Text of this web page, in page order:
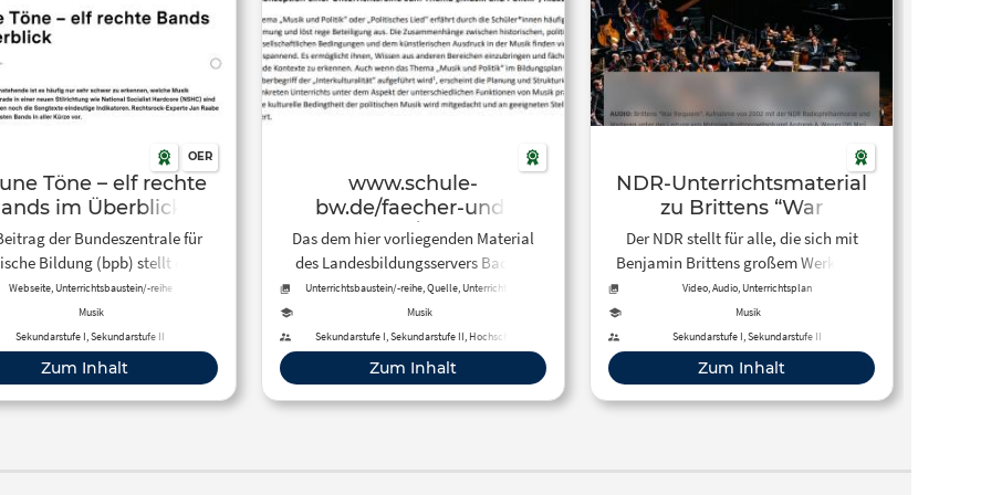
OER
Töne – elf rechte
im Überblick
der Bundeszentrale für
Bildung (bpb) stellt dar,
rechtsextrem ist. Dies ist
Laien nur schwer erkennbar,
in neuen Stilrichtungen
die Bandnamen noch die
eindeutige Indikatoren
rechter Musik.
Webseite, Unterrichtsbaustein/-reihe
Musik
Sekundarstufe I, Sekundarstufe II
Zum Inhalt
www.schule-
bw.de/faecher-und-
schularten/musische-
faecher/musik/sek-
i/themen-9-10/mus-
politik/konzeption-mus-
pol.pdf
Das dem hier vorliegenden Material
des Landesbildungsservers Baden-
Württemberg handelt es sich um eine
Übersicht geeigneter
Unterrichtsmaterialien zur
Behandlung des Themas “Musik und
Politik” im Musikunterricht der
Sekundarstufe I.
Unterrichtsbaustein/-reihe, Quelle, Unterrichtsplan
Musik
Sekundarstufe I, Sekundarstufe II, Hochschule
Zum Inhalt
NDR-Unterrichtsmaterial
zu Brittens “War
Requiem”
Der NDR stellt für alle, die sich mit
Benjamin Brittens großem Werk, das
ein Bekenntnis gegen den Krieg
darstellt, beschäftigen möchten, das
vorliegende Unterrichtsmaterial
kostenlos zur Verfügung.
Video, Audio, Unterrichtsplan
Musik
Sekundarstufe I, Sekundarstufe II
Zum Inhalt